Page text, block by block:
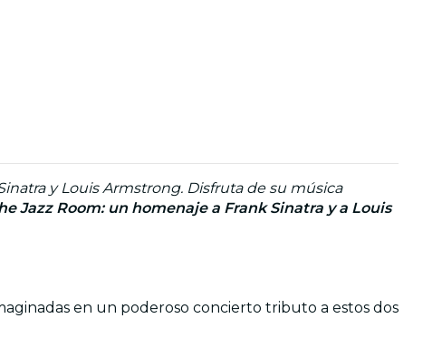
y Louis Armstrong. Disfruta de su música
Jazz Room: un homenaje a Frank Sinatra y a Louis
en un poderoso concierto tributo a estos dos